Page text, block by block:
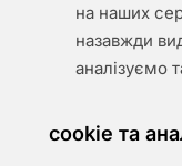
на наших
назавжди
аналізуємо
cookie та